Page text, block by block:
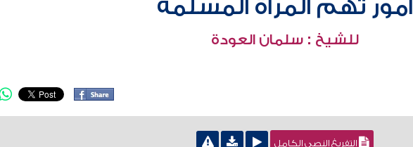
أمور تهم المرأة المسلمة
للشيخ : سلمان العودة
التفريغ النصي الكامل